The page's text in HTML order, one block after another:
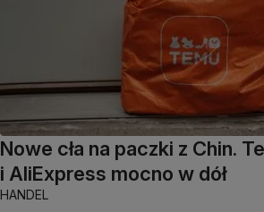
Nowe cła na paczki z Chin.
i AliExpress mocno w dół
HANDEL